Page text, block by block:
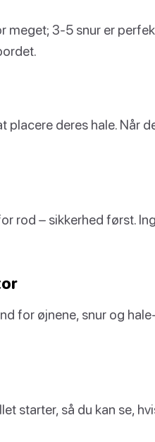
meget; 3-5 snur er
placere deres hale. Når
rod – sikkerhed først.
for øjnene, snur og
starter, så du kan se,